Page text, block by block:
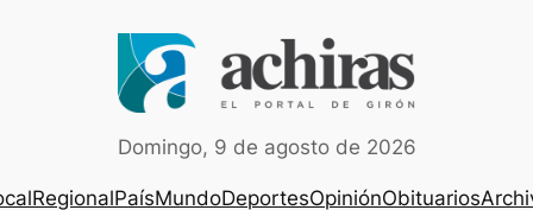
Domingo, 9 de agosto de 2026
RegionalPaísMundoDeportesOpiniónObituarios